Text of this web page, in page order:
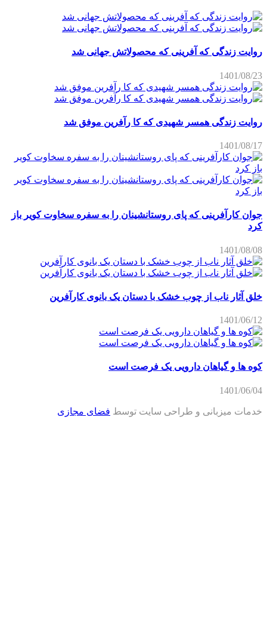
روایت زندگی که آفرینی که محصولاتش جهانی شد
1401/08/23
روایت زندگی همسر شهیدی که کا رآفرین موفق شد
1401/08/17
جوان کارآفرینی که پای روستانشینان را به سفره سخاوت کویر باز
کرد
1401/08/08
خلق آثار ناب از چوب خشک با دستان یک بانوی کارآفرین
1401/06/12
کوه ها و گیاهان دارویی یک فرصت است
1401/06/04
خدمات میزبانی و طراحی سایت توسط فضای مجازی